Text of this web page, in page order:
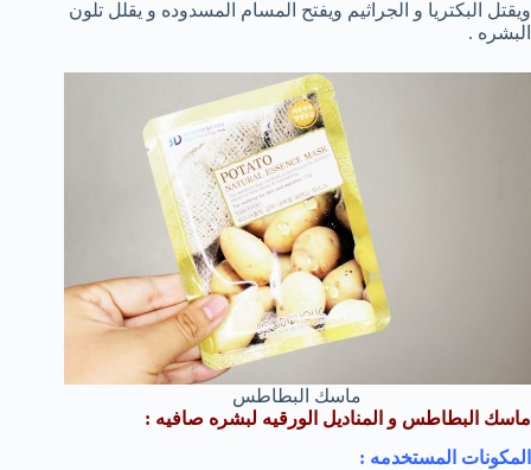
ويقتل البكتريا و الجراثيم ويفتح المسام المسدوده و يقلل تلون
البشره .
ماسك البطاطس
ماسك البطاطس و المناديل الورقيه لبشره صافيه :
المكونات المستخدمه :